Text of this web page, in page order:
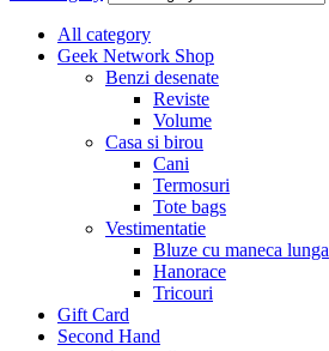
All category
Geek Network Shop
Benzi desenate
Reviste
Volume
Casa si birou
Cani
Termosuri
Tote bags
Vestimentatie
Bluze cu maneca lunga
Hanorace
Tricouri
Gift Card
Second Hand